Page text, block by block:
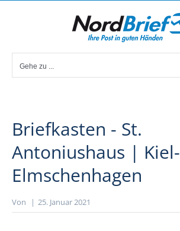
Gehe zu ...
Briefkasten - St.
Antoniushaus | Kiel-
Elmschenhagen
Von | 25. Januar 2021